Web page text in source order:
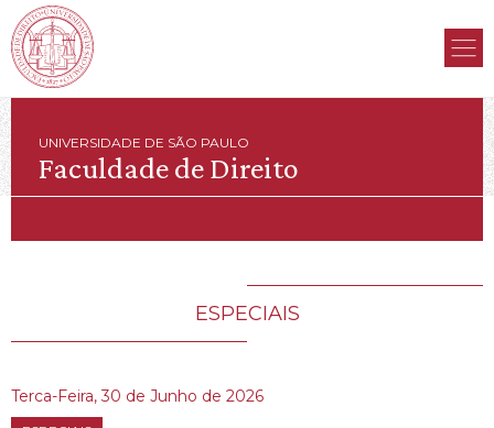
UNIVERSIDADE DE SÃO PAULO
Faculdade de Direito
ESPECIAIS
Terca-Feira, 30 de Junho de 2026